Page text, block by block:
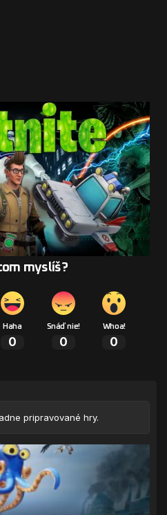
Rocket League využil
Krotiteľov duchov do
S Halloween eventami
vrece, taký
nový event, ale s
myslíš?
Haha
0
Snáď nie!
0
Whoa!
0
pripravované hry.